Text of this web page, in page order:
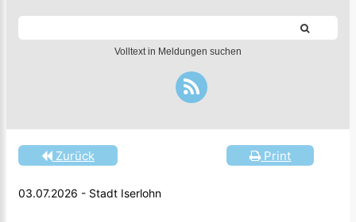
Volltext in Meldungen suchen
Print
Zurück
03.07.2026 - Stadt Iserlohn